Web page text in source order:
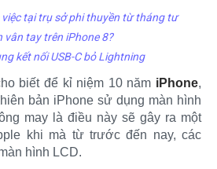
việc tại trụ sở phi thuyền từ tháng tư
vân tay trên iPhone 8?
kết nối USB-C bỏ Lightning
biết để kỉ niệm 10 năm iPhone,
bản iPhone sử dụng màn hình
may là điều này sẽ gây ra một
khi mà từ trước đến nay, các
hình LCD.